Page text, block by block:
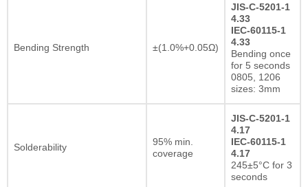
Bending Strength ±(1.0%+0.05Ω)
JIS-C-5201-1
4.33
IEC-60115-1
4.33
Bending once
for 5 seconds
0805, 1206
sizes: 3mm
Solderability
95% min.
coverage
JIS-C-5201-1
4.17
IEC-60115-1
4.17
245±5°C for 3
seconds